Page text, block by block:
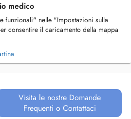
medico
funzionali" nelle "Impostazioni sulla
consentire il caricamento della mappa
Visita le nostre Domande
Frequenti o Contattaci